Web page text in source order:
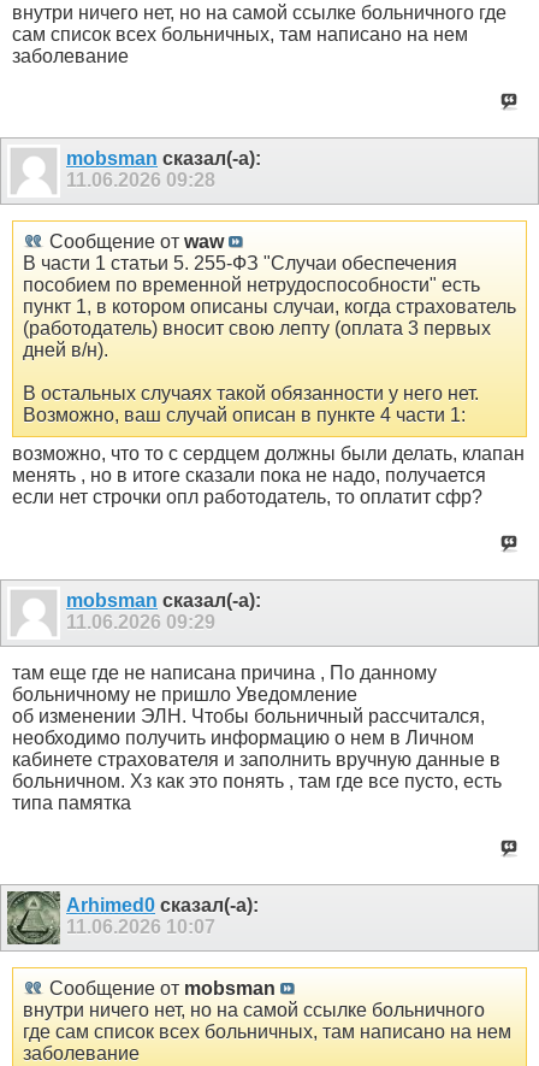
внутри ничего нет, но на самой ссылке больничного где
сам список всех больничных, там написано на нем
заболевание
mobsman сказал(-а):
11.06.2026 09:28
Сообщение от waw
В части 1 статьи 5. 255-ФЗ "Случаи обеспечения
пособием по временной нетрудоспособности" есть
пункт 1, в котором описаны случаи, когда страхователь
(работодатель) вносит свою лепту (оплата 3 первых
дней в/н).
В остальных случаях такой обязанности у него нет.
Возможно, ваш случай описан в пункте 4 части 1:
возможно, что то с сердцем должны были делать, клапан
менять , но в итоге сказали пока не надо, получается
если нет строчки опл работодатель, то оплатит сфр?
mobsman сказал(-а):
11.06.2026 09:29
там еще где не написана причина , По данному
больничному не пришло Уведомление
об изменении ЭЛН. Чтобы больничный рассчитался,
необходимо получить информацию о нем в Личном
кабинете страхователя и заполнить вручную данные в
больничном. Хз как это понять , там где все пусто, есть
типа памятка
Arhimed0 сказал(-а):
11.06.2026 10:07
Сообщение от mobsman
внутри ничего нет, но на самой ссылке больничного
где сам список всех больничных, там написано на нем
заболевание